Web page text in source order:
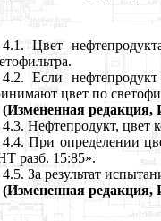
4.1. Цвет
4.2. Если
цвет по
(Измененная
4.3. Нефтепродукт, цвет
4.4. При определении
разб. 15:85».
4.5. За результат
(Измененная